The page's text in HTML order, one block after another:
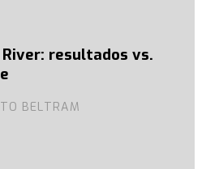
resultados vs.
BELTRAM